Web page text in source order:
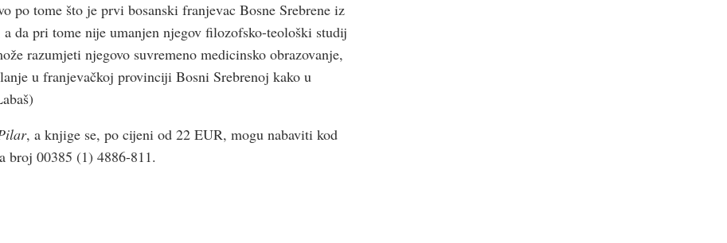
po tome što je prvi bosanski franjevac Bosne Srebrene iz
da pri tome nije umanjen njegov filozofsko-teološki studij
razumjeti njegovo suvremeno medicinsko obrazovanje,
u franjevačkoj provinciji Bosni Srebrenoj kako u
, a knjige se, po cijeni od 22 EUR, mogu nabaviti kod
broj 00385 (1) 4886-811.